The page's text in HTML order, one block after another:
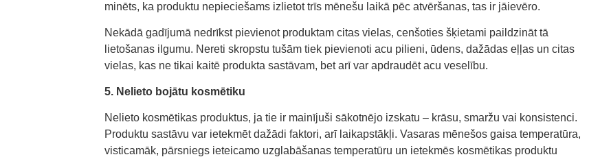
minēts, ka produktu nepieciešams izlietot trīs mēnešu laikā pēc atvēršanas, tas ir jāievēro.
Nekādā gadījumā nedrīkst pievienot produktam citas vielas, cenšoties šķietami paildzināt tā
lietošanas ilgumu. Nereti skropstu tušām tiek pievienoti acu pilieni, ūdens, dažādas eļļas un citas
vielas, kas ne tikai kaitē produkta sastāvam, bet arī var apdraudēt acu veselību.
5. Nelieto bojātu kosmētiku
Nelieto kosmētikas produktus, ja tie ir mainījuši sākotnējo izskatu – krāsu, smaržu vai konsistenci.
Produktu sastāvu var ietekmēt dažādi faktori, arī laikapstākļi. Vasaras mēnešos gaisa temperatūra,
visticamāk, pārsniegs ieteicamo uzglabāšanas temperatūru un ietekmēs kosmētikas produktu